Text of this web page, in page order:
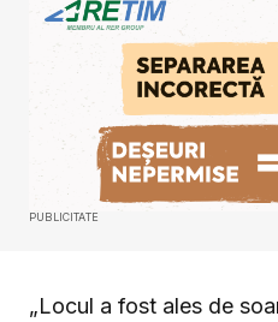
PUBLICITATE
„Locul a fost ales de